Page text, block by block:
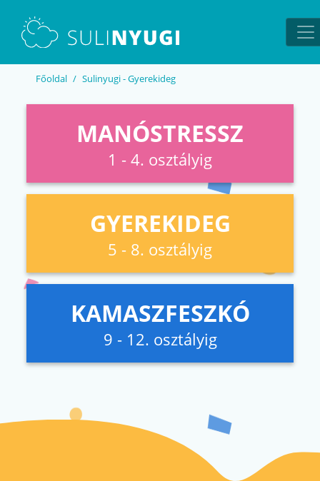
Főoldal Sulinyugi - Gyerekideg
MANÓSTRESSZ
1 - 4. osztályig
GYEREKIDEG
5 - 8. osztályig
KAMASZFESZKÓ
9 - 12. osztályig